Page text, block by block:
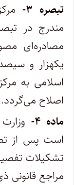
‌تبصره ۳-
مصادره‌ای
یکهزار‌ و
اسلامی به
اصلاح می‌گردد.
‌ماده ۴-
است پس از
تشکیلات
مراجع قانونی